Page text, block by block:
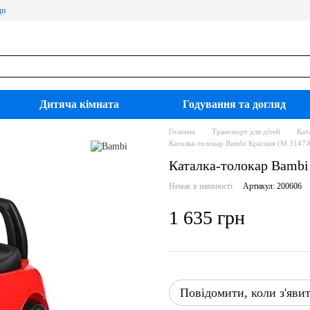
Дитяча кімната Годування та догляд
Головна Транспорт для дітей
Каталка-толокар Bambi Красная (M
Каталка-толокар
Немає в наявності Артикул: 200606
1 635 грн
Повідомити, коли